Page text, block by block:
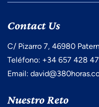
Contact Us
C/ Pizarro 7, 46980
Teléfono: +34 657 428
Email:
Nuestro Reto